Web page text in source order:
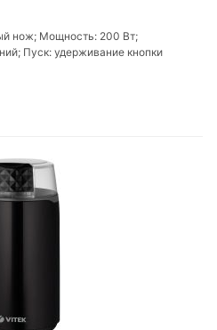
нож; Мощность: 200 Вт;
Пуск: удерживание кнопки